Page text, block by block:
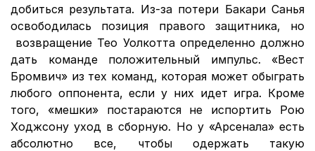
добиться результата. Из-за потери Бакари Санья
освободилась позиция правого защитника, но
возвращение Тео Уолкотта определенно должно
дать команде положительный импульс. «Вест
Бромвич» из тех команд, которая может обыграть
любого оппонента, если у них идет игра. Кроме
того, «мешки» постараются не испортить Рою
Ходжсону уход в сборную. Но у «Арсенала» есть
абсолютно все, чтобы одержать такую